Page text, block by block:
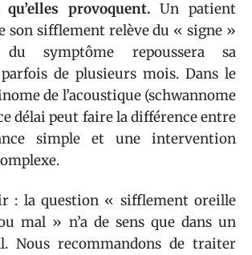
provoquent. Un patient
son sifflement relève du « signe »
symptôme repoussera sa
de plusieurs mois. Dans le
de l’acoustique (schwannome
délai peut faire la différence entre
simple et une intervention
: la question « sifflement oreille
mal » n’a de sens que dans un
Nous recommandons de traiter